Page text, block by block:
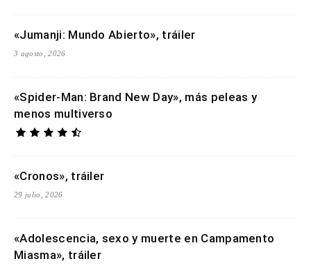
«Jumanji: Mundo Abierto», tráiler
3 agosto, 2026
«Spider-Man: Brand New Day», más peleas y
menos multiverso
«Cronos», tráiler
29 julio, 2026
«Adolescencia, sexo y muerte en Campamento
Miasma», tráiler